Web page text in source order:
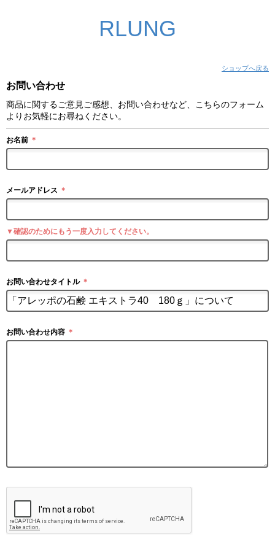
RLUNG
ショップへ戻る
お問い合わせ
商品に関するご意見ご感想、お問い合わせなど、こちらのフォーム
よりお気軽にお尋ねください。
お名前 ＊
メールアドレス ＊
▼確認のためにもう一度入力してください。
お問い合わせタイトル ＊
お問い合わせ内容 ＊